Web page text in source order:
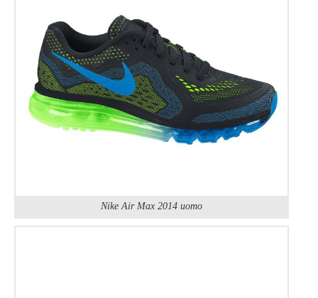
Nike Air Max 2014 uomo